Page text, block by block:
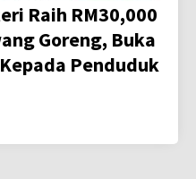
Raih RM30,000
Goreng, Buka
Penduduk